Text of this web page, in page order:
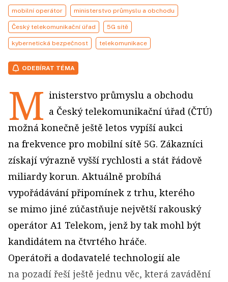
mobilní operátor ministerstvo průmyslu a obchodu
Český telekomunikační úřad 5G sítě
kybernetická bezpečnost telekomunikace
ODEBÍRAT TÉMA
M inisterstvo průmyslu a obchodu
a Český telekomunikační úřad (ČTÚ)
možná konečně ještě letos vypíší aukci
na frekvence pro mobilní sítě 5G. Zákazníci
získají výrazně vyšší rychlosti a stát řádově
miliardy korun. Aktuálně probíhá
vypořádávání připomínek z trhu, kterého
se mimo jiné zúčastňuje největší rakouský
operátor A1 Telekom, jenž by tak mohl být
kandidátem na čtvrtého hráče.
Operátoři a dodavatelé technologií ale
na pozadí řeší ještě jednu věc, která zavádění